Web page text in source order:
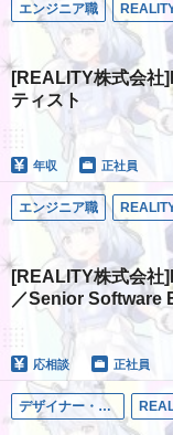
エンジニア職
[REALITY株式会社
ティスト
年収 正社員
エンジニア職
[REALITY株式会社
／Senior Software
応相談 正社員
デザイナー・アート職